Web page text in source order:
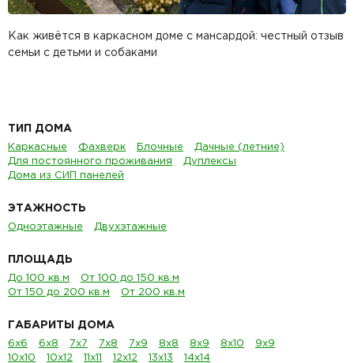
Как живётся в каркасном доме с мансардой: честный отзыв
семьи с детьми и собаками
ТИП ДОМА
Каркасные Фахверк Блочные
Дачные (летние)
Для постоянного проживания
Дуплексы
Дома из СИП панелей
ЭТАЖНОСТЬ
Одноэтажные Двухэтажные
ПЛОЩАДЬ
До 100 кв.м
От 100 до 150 кв.м
От 150 до 200 кв.м
От 200 кв.м
ГАБАРИТЫ ДОМА
6х6 6х8 7х7 7х8 7х9 8х8 8х9 8х10
9х9
10х10
10х12 11х11 12х12 13х13
14х14